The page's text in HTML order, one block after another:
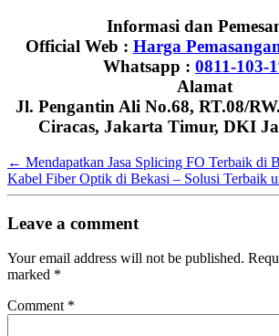
Informasi dan
Official Web : Harga
Whatsapp : 0811-103-
Alamat
Jl. Pengantin Ali No.68, RT.08/
Ciracas, Jakarta Timur, DKI
← Mendapatkan Jasa Splicing FO Terbaik di
Kabel Fiber Optik di Bekasi – Solusi Terbaik
Leave a comment
Your email address will not be published.
marked *
Comment *